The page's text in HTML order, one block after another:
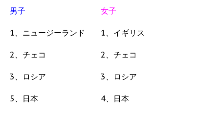
男子 女子
1、ニュージーランド 1、イギリス
2、チェコ 2、チェコ
3、ロシア 3、ロシア
5、日本 4、日本